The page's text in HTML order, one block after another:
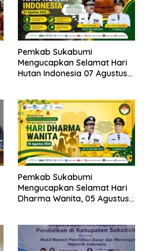
Pemkab Sukabumi
Mengucapkan Selamat Hari
Hutan Indonesia 07 Agustus
Pemkab Sukabumi
Mengucapkan Selamat Hari
Dharma Wanita, 05 Agustus